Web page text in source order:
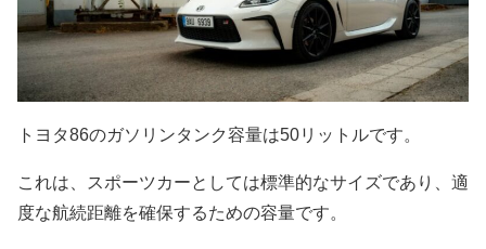
トヨタ86のガソリンタンク容量は50リットルです。
これは、スポーツカーとしては標準的なサイズであり、適
度な航続距離を確保するための容量です。